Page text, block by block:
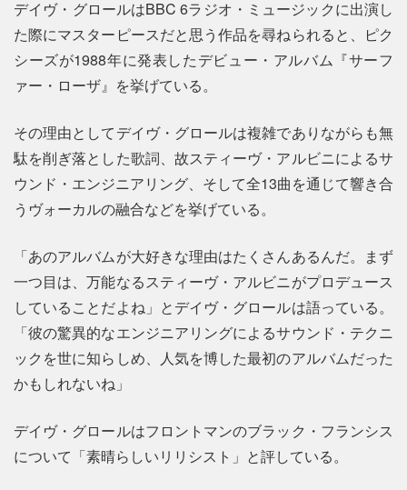
デイヴ・グロールはBBC 6ラジオ・ミュージックに出演し
た際にマスターピースだと思う作品を尋ねられると、ピク
シーズが1988年に発表したデビュー・アルバム『サーフ
ァー・ローザ』を挙げている。
その理由としてデイヴ・グロールは複雑でありながらも無
駄を削ぎ落とした歌詞、故スティーヴ・アルビニによるサ
ウンド・エンジニアリング、そして全13曲を通じて響き合
うヴォーカルの融合などを挙げている。
「あのアルバムが大好きな理由はたくさんあるんだ。まず
一つ目は、万能なるスティーヴ・アルビニがプロデュース
していることだよね」とデイヴ・グロールは語っている。
「彼の驚異的なエンジニアリングによるサウンド・テクニ
ックを世に知らしめ、人気を博した最初のアルバムだった
かもしれないね」
デイヴ・グロールはフロントマンのブラック・フランシス
について「素晴らしいリリシスト」と評している。